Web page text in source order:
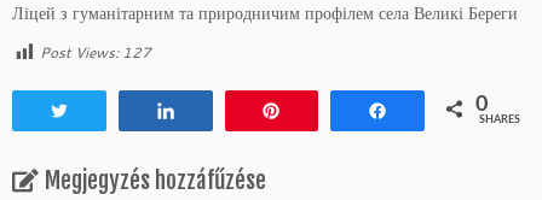
Ліцей з гуманітарним та природничим профілем села Великі Береги
Post Views:127
0
SHARES
Megjegyzés hozzáfűzése